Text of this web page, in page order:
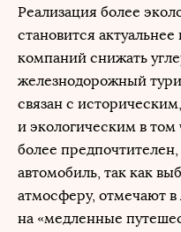
Реализация более
становится
компаний снижать
железнодорожный
связан с
и экологическим в
более
автомобиль, так как
атмосферу, отмечают
на «медленные